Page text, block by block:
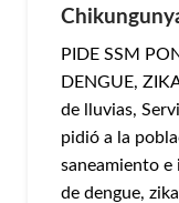
PIDE SSM
DENGUE,
de lluvias,
pidió a la
saneamiento e
de dengue,